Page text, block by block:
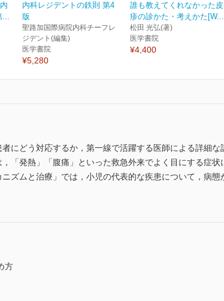
...
内科レジデントの鉄則 第4
版
聖路加国際病院内科チーフレ
ジデント(編集)
医学書院
¥5,280
誰も教えてくれなかった皮
疹の診かた・考えかた[W...
松田 光弘(著)
医学書院
¥4,400
にどう対応するか，第一線で活躍する医師による詳細
「発熱」「腹痛」といった救急外来でよく目にする症
ズムと治療」では，小児の代表的な疾患について，病
方